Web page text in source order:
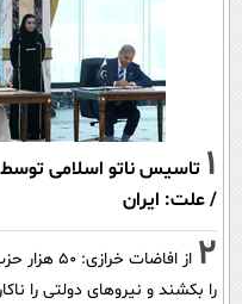
1 تاسیس ناتو اسلامی
/ علت: ایران
2
از افاضات
را بکشند و نیرو‌های دولتی را